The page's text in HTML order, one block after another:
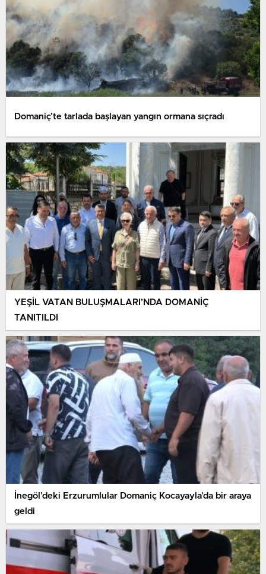
Domaniç’te tarlada başlayan yangın ormana sıçradı
YEŞİL VATAN BULUŞMALARI’NDA DOMANİÇ
TANITILDI
İnegöl’deki Erzurumlular Domaniç Kocayayla’da bir araya
geldi